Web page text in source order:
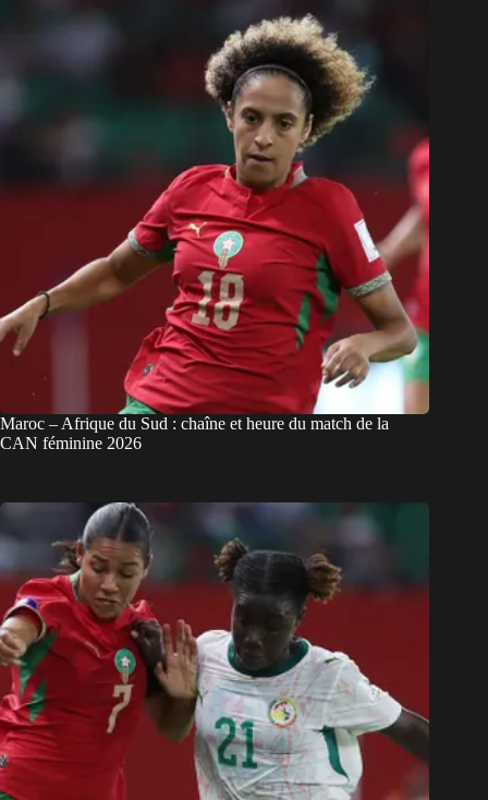
Maroc – Afrique du Sud : chaîne et heure du match de la
CAN féminine 2026